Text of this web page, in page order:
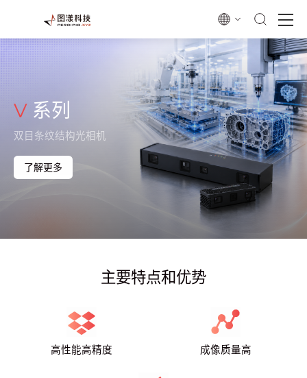
V 系列
双目条纹结构光相机
了解更多
主要特点和优势
高性能高精度 成像质量高